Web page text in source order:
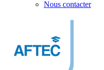
Nous contacter